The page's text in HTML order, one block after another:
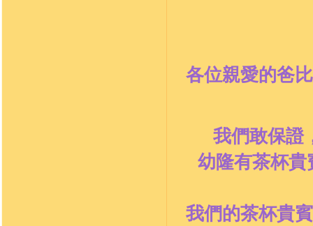
各位親愛的爸
我們敢保證
幼隆有茶杯貴
我們的茶杯貴